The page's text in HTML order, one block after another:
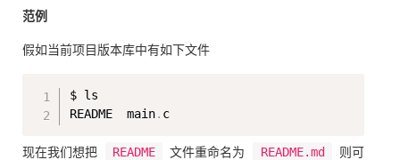
范例
假如当前项目版本库中有如下文件
$ ls
README  main.
现在我们想把 README 文件重命名为 README.md
则可